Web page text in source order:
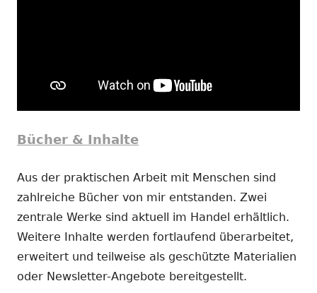
Bücher & Inhalte
Aus der praktischen Arbeit mit Menschen sind
zahlreiche Bücher von mir entstanden. Zwei
zentrale Werke sind aktuell im Handel erhältlich.
Weitere Inhalte werden fortlaufend überarbeitet,
erweitert und teilweise als geschützte Materialien
oder Newsletter-Angebote bereitgestellt.